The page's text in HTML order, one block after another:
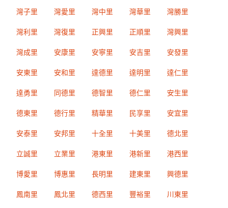
灣子里 灣愛里 灣中里 灣華里 灣勝里
灣利里 灣復里 正興里 正順里 灣興里
灣成里 安康里 安寧里 安吉里 安發里
安東里 安和里 達德里 達明里 達仁里
達勇里 同德里 德智里 德仁里 安生里
德東里 德行里 精華里 民享里 安宜里
安泰里 安邦里 十全里 十美里 德北里
立誠里 立業里 港東里 港新里 港西里
博愛里 博惠里 長明里 建東里 興德里
鳳南里 鳳北里 德西里 豐裕里 川東里